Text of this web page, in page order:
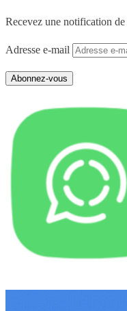
Recevez une notification
Adresse e-mail
Abonnez-vous